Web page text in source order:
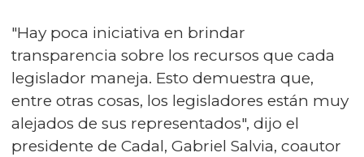
"Hay poca iniciativa en brindar
transparencia sobre los recursos que cada
legislador maneja. Esto demuestra que,
entre otras cosas, los legisladores están muy
alejados de sus representados", dijo el
presidente de Cadal, Gabriel Salvia, coautor